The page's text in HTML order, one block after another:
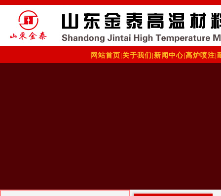
网站首页 关于我们 新闻中心 高炉喷注